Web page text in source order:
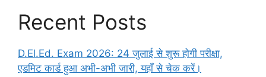
Recent Posts
D.El.Ed. Exam 2026: 24 जुलाई से शुरू होगी परीक्षा,
एडमिट कार्ड हुआ अभी-अभी जारी, यहाँ से चेक करें।